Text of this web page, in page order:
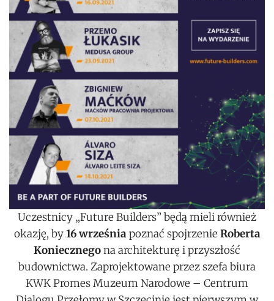
Uczestnicy „Future Builders” będą mieli również
okazję, by16 wrześniapoznać spojrzenie Roberta
Koniecznegona architekturę i przyszłość
budownictwa. Zaprojektowane przez szefa biura
KWK Promes Muzeum Narodowe – Centrum